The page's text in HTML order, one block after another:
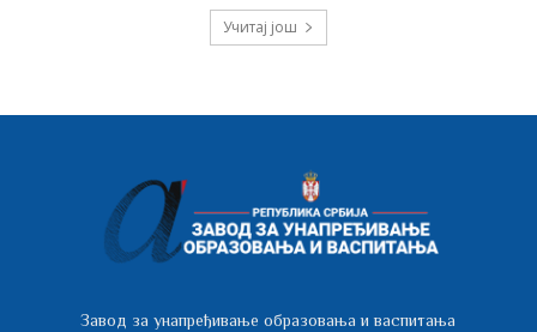
Учитај још
Завод за унапређивање образовања и васпитања